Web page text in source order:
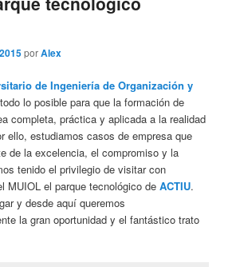
porAlex
de Ingeniería de Organización y
lo posible para que la formación de
completa, práctica y aplicada a la realidad
ello, estudiamos casos de empresa que
de la excelencia, el compromiso y la
tenido el privilegio de visitar con
MUIOL el parque tecnológico deACTIU.
y desde aquí queremos
la gran oportunidad y el fantástico trato